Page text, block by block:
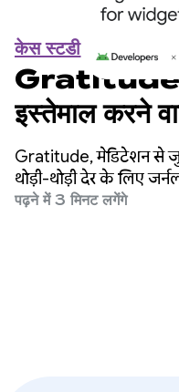
केस स्टडी
Gratitude
इस्तेमाल करने
और जुड़ाव में
Gratitude, मेडिटेशन से
थोड़ी-थोड़ी देर के लिए
विज़न बोर्ड देखने के ज़रिए,
पढ़ने में 3 मिनट लगेंगे